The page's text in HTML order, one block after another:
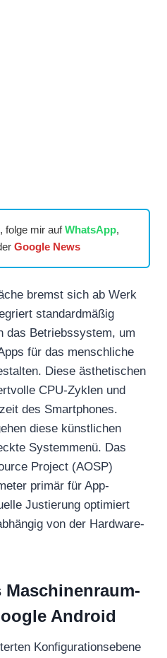
folge mir aufWhatsApp,
Google News
bremst sich ab Werk
standardmäßig
das Betriebssystem, um
für das menschliche
Diese ästhetischen
CPU-Zyklen und
des Smartphones.
diese künstlichen
Systemmenü. Das
Project (AOSP)
primär für App-
Justierung optimiert
von der Hardware-
Maschinenraum-
Android
Konfigurationsebene